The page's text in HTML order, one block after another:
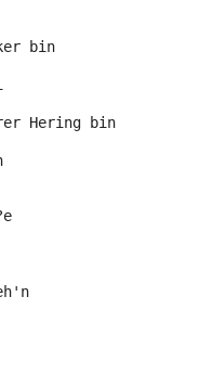
bin
Hering bin